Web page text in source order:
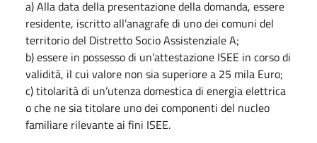
a) Alla data della presentazione della domanda, essere
residente, iscritto all’anagrafe di uno dei comuni del
territorio del Distretto Socio Assistenziale A;
b) essere in possesso di un’attestazione ISEE in corso di
validità, il cui valore non sia superiore a 25 mila Euro;
c) titolarità di un’utenza domestica di energia elettrica
o che ne sia titolare uno dei componenti del nucleo
familiare rilevante ai fini ISEE.